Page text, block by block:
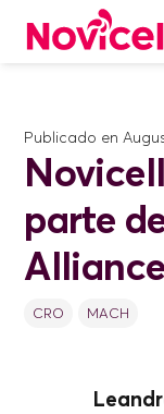
Publicado en
parte
Alliance
CRO MACH